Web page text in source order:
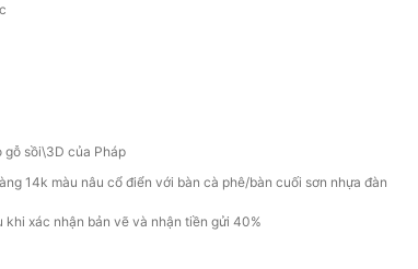
gỗ sồi\3D của Pháp
14k màu nâu cổ điển với bàn cà phê/bàn cuối sơn nhựa đàn
khi xác nhận bản vẽ và nhận tiền gửi 40%